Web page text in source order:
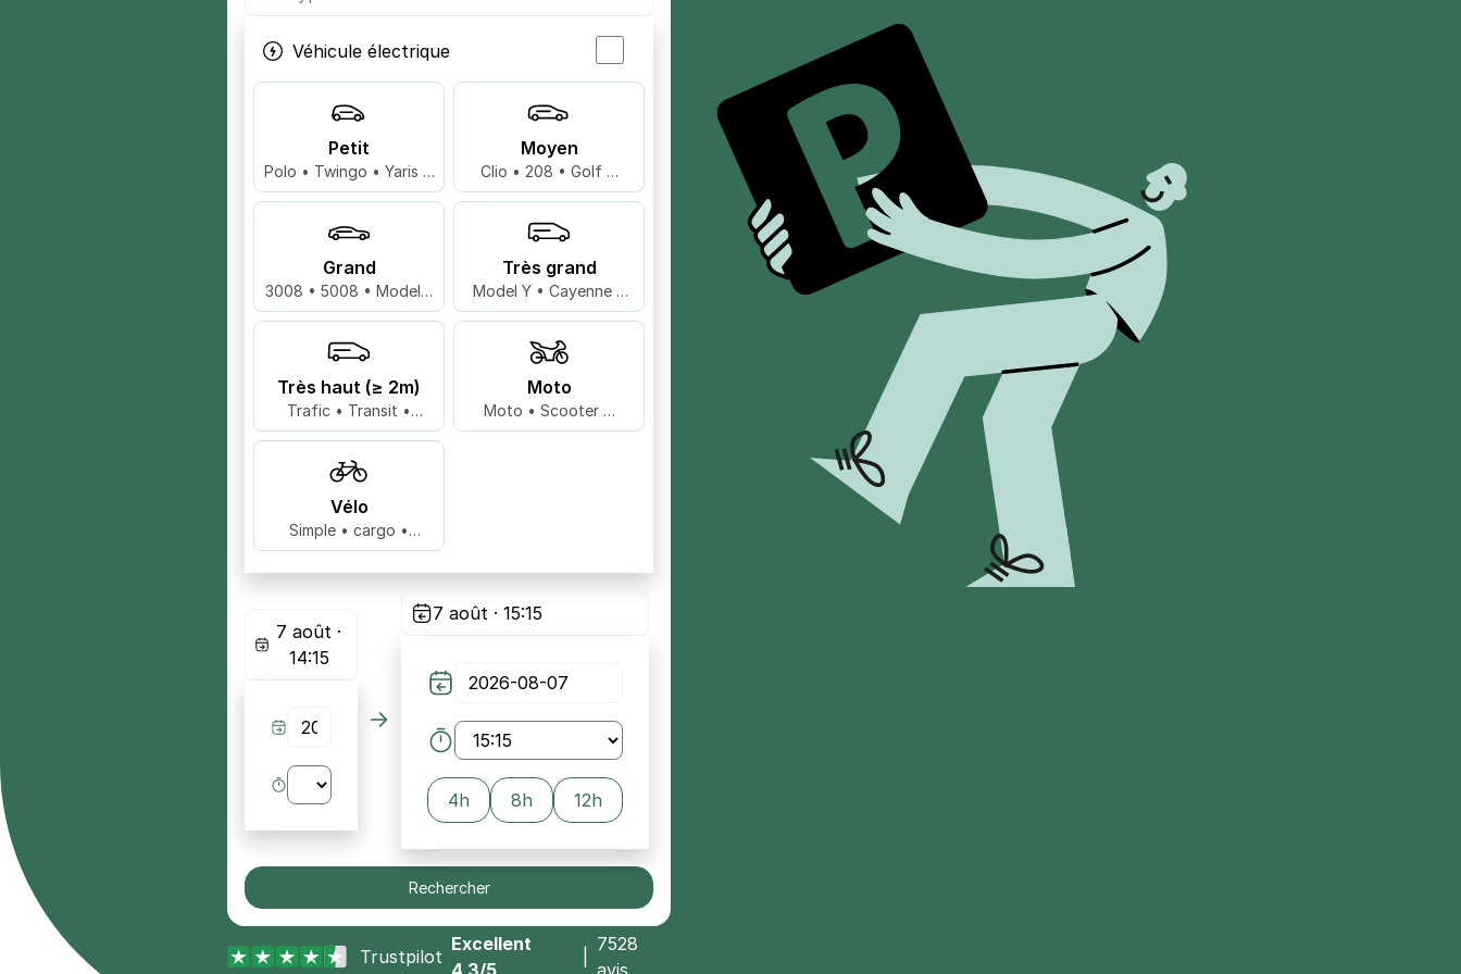
Véhicule électrique
Petit
Polo • Twingo • Yaris …
Moyen
Clio • 208 • Golf …
Grand
3008 • 5008 • Model 3
…
Très grand
Model Y • Cayenne •
X5 …
Très haut (≥ 2m)
Trafic • Transit •
Master …
Moto
Moto • Scooter …
Vélo
Simple • cargo •
biplace …
7 août ·
14:15
7 août · 15:15
4h 8h 12h
Rechercher
Trustpilot
Excellent
4,3/5
7528
avis